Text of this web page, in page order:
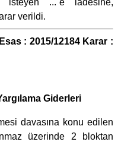
...`e iadesine,
verildi.
: 2015/12184 Karar :
Giderleri
davasına konu edilen
üzerinde 2 bloktan